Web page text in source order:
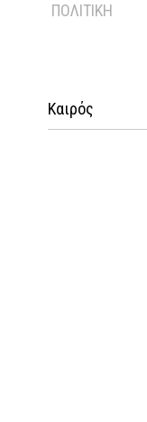
ΠΟΛΙΤΙΚΉ
Καιρός